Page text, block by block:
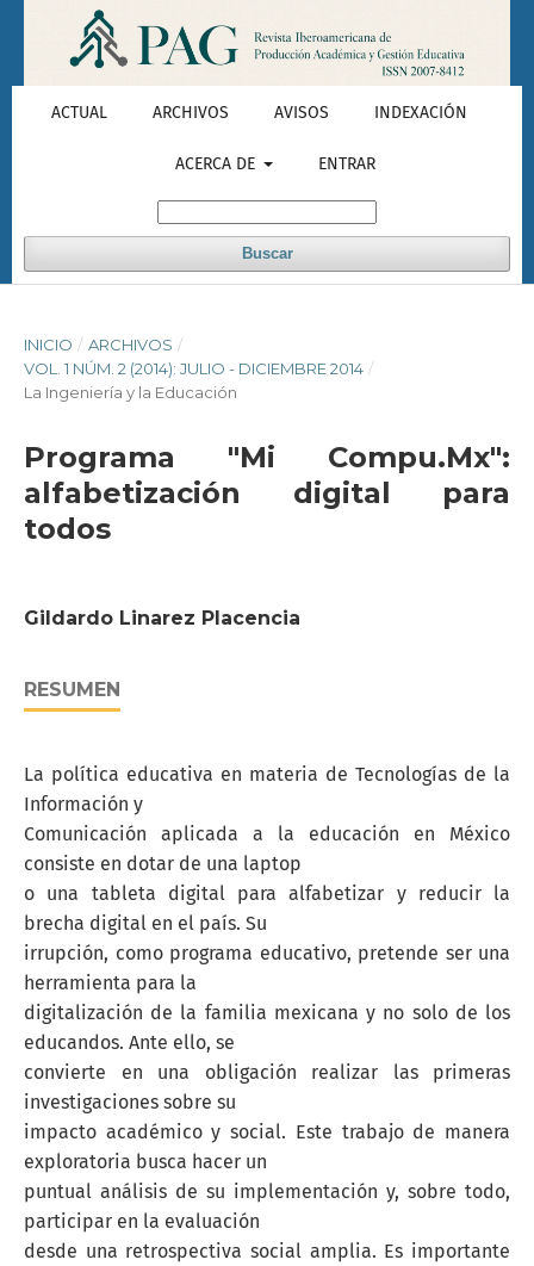
ACTUAL ARCHIVOS AVISOS INDEXACIÓN
ACERCA DE ENTRAR
Buscar
INICIO / ARCHIVOS /
VOL. 1 NÚM. 2 (2014): JULIO - DICIEMBRE 2014 /
La Ingeniería y la Educación
Programa "Mi Compu.Mx":
alfabetización digital para
todos
Gildardo Linarez Placencia
RESUMEN
La política educativa en materia de Tecnologías de la
Información y
Comunicación aplicada a la educación en México
consiste en dotar de una laptop
o una tableta digital para alfabetizar y reducir la
brecha digital en el país. Su
irrupción, como programa educativo, pretende ser una
herramienta para la
digitalización de la familia mexicana y no solo de los
educandos. Ante ello, se
convierte en una obligación realizar las primeras
investigaciones sobre su
impacto académico y social. Este trabajo de manera
exploratoria busca hacer un
puntual análisis de su implementación y, sobre todo,
participar en la evaluación
desde una retrospectiva social amplia. Es importante